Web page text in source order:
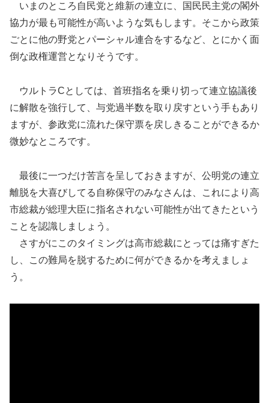
いまのところ自民党と維新の連立に、国民民主党の閣外
協力が最も可能性が高いような気もします。そこから政策
ごとに他の野党とパーシャル連合をするなど、とにかく面
倒な政権運営となりそうです。
ウルトラCとしては、首班指名を乗り切って連立協議後
に解散を強行して、与党過半数を取り戻すという手もあり
ますが、参政党に流れた保守票を戻しきることができるか
微妙なところです。
最後に一つだけ苦言を呈しておきますが、公明党の連立
離脱を大喜びしてる自称保守のみなさんは、これにより高
市総裁が総理大臣に指名されない可能性が出てきたという
ことを認識しましょう。
さすがにこのタイミングは高市総裁にとっては痛すぎた
し、この難局を脱するために何ができるかを考えましょ
う。